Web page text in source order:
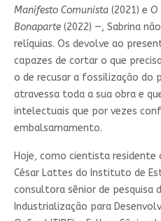
Manifesto Comunista(2021) e O
Bonaparte(2022) —, Sabrina
relíquias. Os devolve ao
capazes de cortar o que
o de recusar a fossilização do
atravessa toda a sua obra e
intelectuais que por vezes
embalsamamento.
Hoje, como cientista residente
César Lattes do Instituto de
consultora sênior de pesquisa
Industrialização para